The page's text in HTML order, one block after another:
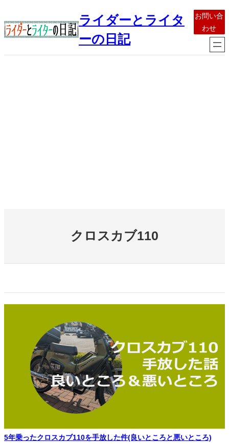
容
を
ライダーとライタ
ーの日記
お問い合
わせ
クロスカブ110
5年乗ったクロスカブ110を手放した件(良いところと悪いところ)